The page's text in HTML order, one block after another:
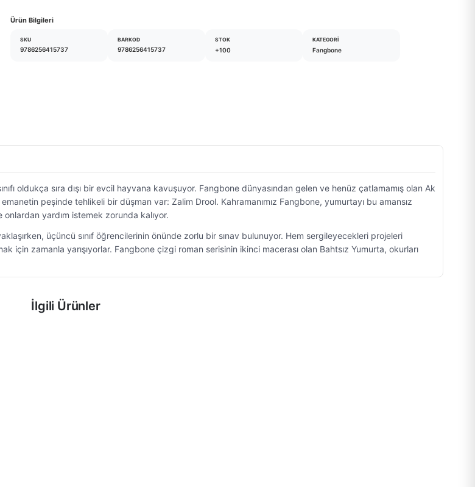
Ürün Bilgileri
SKU
9786256415737
BARKOD
9786256415737
STOK
+100
KATEGORI
Fangbone
oldukça sıra dışı bir evcil hayvana kavuşuyor. Fangbone dünyasından gelen ve henüz çatlamamış olan Ak
peşinde tehlikeli bir düşman var: Zalim Drool. Kahramanımız Fangbone, yumurtayı bu amansız
onlardan yardım istemek zorunda kalıyor.
üçüncü sınıf öğrencilerinin önünde zorlu bir sınav bulunuyor. Hem sergileyecekleri projeleri
için zamanla yarışıyorlar. Fangbone çizgi roman serisinin ikinci macerası olan Bahtsız Yumurta, okurları
İlgili Ürünler